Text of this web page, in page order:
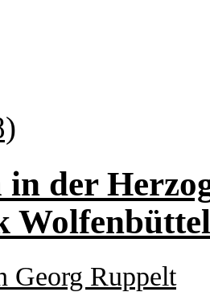
in der
Georg Ruppelt